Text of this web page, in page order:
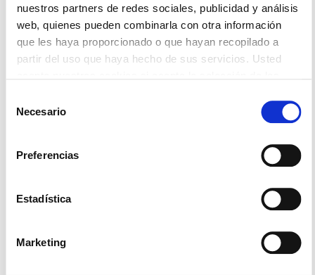
nuestros partners de redes sociales, publicidad y análisis
web, quienes pueden combinarla con otra información
que les haya proporcionado o que hayan recopilado a
partir del uso que haya hecho de sus servicios. Usted
Necesario
Preferencias
Estadística
Marketing
B2com (Premium Numbers, S.L.) desarrolla un
proyecto de innovación para incorporar
inteligencia artificial a su plataforma